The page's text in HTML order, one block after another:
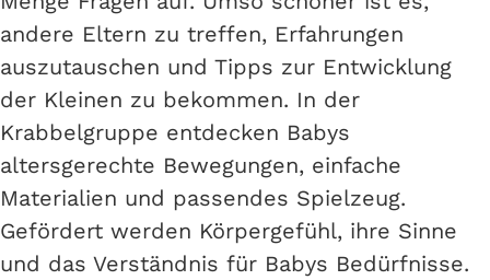
andere Eltern zu treffen, Erfahrungen
auszutauschen und Tipps zur Entwicklung
der Kleinen zu bekommen. In der
Krabbelgruppe entdecken Babys
altersgerechte Bewegungen, einfache
Materialien und passendes Spielzeug.
Gefördert werden Körpergefühl, ihre Sinne
und das Verständnis für Babys Bedürfnisse.